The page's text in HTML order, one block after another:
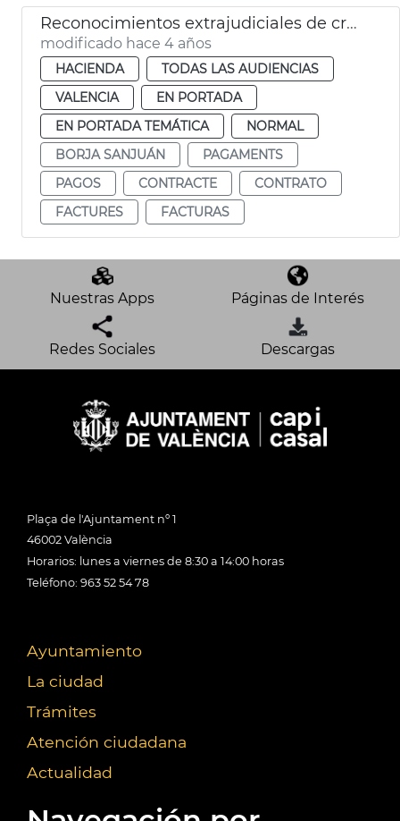
Reconocimientos extrajudiciales de créditos
modificado hace 4 años
HACIENDA
TODAS LAS AUDIENCIAS
VALENCIA
EN PORTADA
EN PORTADA TEMÁTICA
NORMAL
BORJA SANJUÁN
PAGAMENTS
PAGOS
CONTRACTE
CONTRATO
FACTURES
FACTURAS
Nuestras Apps Páginas de Interés
Redes Sociales Descargas
Plaça de l'Ajuntament nº 1
46002 València
Horarios: lunes a viernes de 8:30 a 14:00 horas
Teléfono: 963 52 54 78
Ayuntamiento
La ciudad
Trámites
Atención ciudadana
Actualidad